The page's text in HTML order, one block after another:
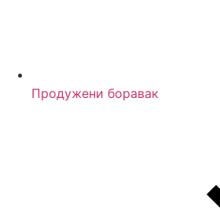
Продужени боравак